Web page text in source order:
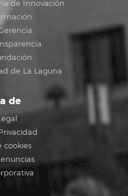
de Innovación
de La Laguna
de
cookies